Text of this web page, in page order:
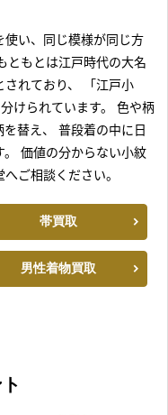
い、同じ模様が同じ方
ともとは江戸時代の大名
れており、
「江戸小
けられています。
色や柄
替え、
普段着の中に日
価値の分からない小紋
ご相談ください。
帯買取
男性着物買取